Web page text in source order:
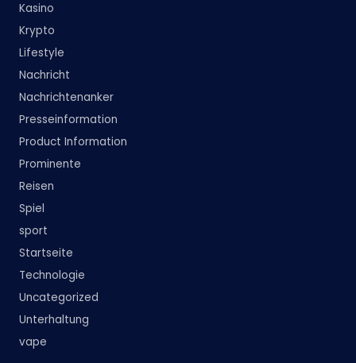
Kasino
Krypto
Lifestyle
Nachricht
Nachrichtenanker
Presseinformation
Product Information
Prominente
Reisen
Spiel
sport
Startseite
Technologie
Uncategorized
Unterhaltung
vape